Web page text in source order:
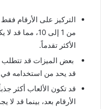
التركيز على الأرقام
من 1 إلى 10، مما قد لا يكون كافياً
الأكثر تقدماً.
بعض الميزات قد تتطلب
قد يحد من استخدامه في
قد تكون الألعاب أكثر
الأرقام بعد، بينما قد